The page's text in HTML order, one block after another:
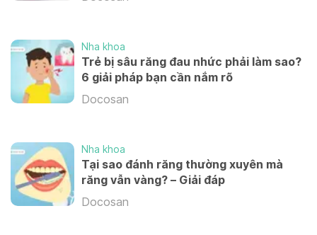
Nha khoa
Trẻ bị sâu răng đau nhức phải làm sao?
6 giải pháp bạn cần nắm rõ
Docosan
Nha khoa
Tại sao đánh răng thường xuyên mà
răng vẫn vàng? – Giải đáp
Docosan